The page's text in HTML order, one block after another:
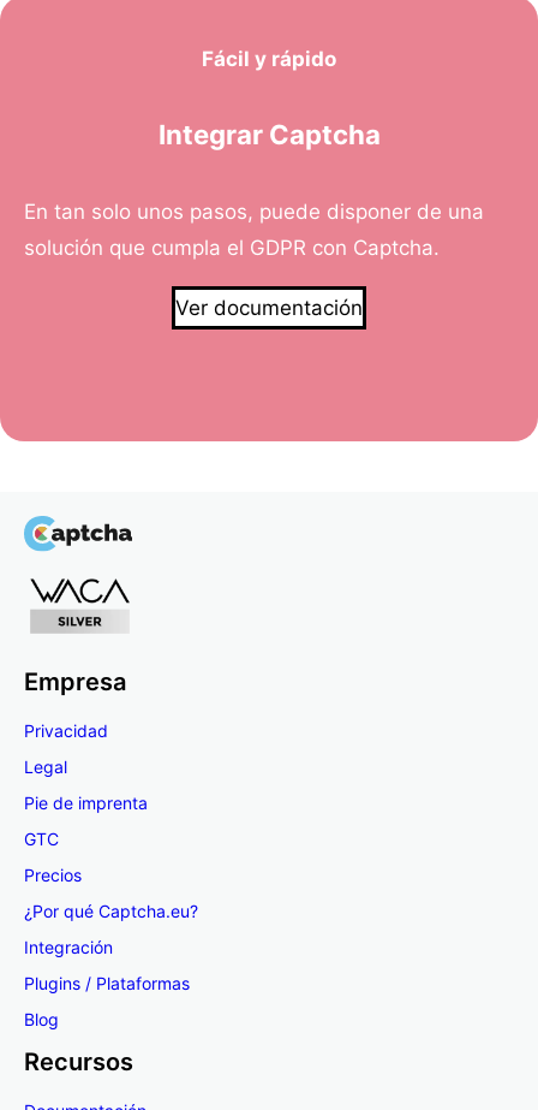
Fácil y rápido
Integrar Captcha
En tan solo unos pasos, puede disponer de una
solución que cumpla el GDPR con Captcha.
Ver documentación
Empresa
Privacidad
Legal
Pie de imprenta
GTC
Precios
¿Por qué Captcha.eu?
Integración
Plugins / Plataformas
Blog
Recursos